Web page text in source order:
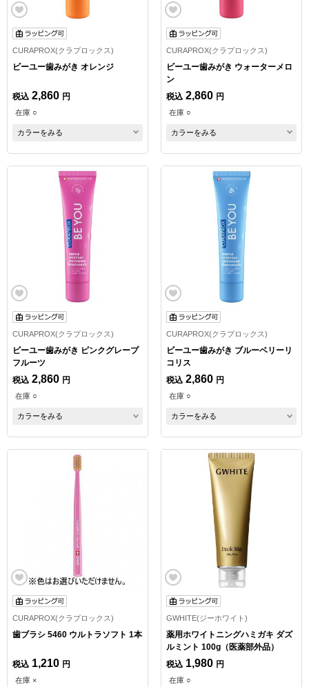
CURAPROX(クラプロックス)
ビーユー歯みがき オレンジ
税込 2,860 円
在庫 ○
カラーをみる
CURAPROX(クラプロックス)
ビーユー歯みがき ウォーターメロ
ン
税込 2,860 円
在庫 ○
カラーをみる
CURAPROX(クラプロックス)
ビーユー歯みがき ピンクグレープ
フルーツ
税込 2,860 円
在庫 ○
カラーをみる
CURAPROX(クラプロックス)
ビーユー歯みがき ブルーベリーリ
コリス
税込 2,860 円
在庫 ○
カラーをみる
CURAPROX(クラプロックス)
歯ブラシ 5460 ウルトラソフト 1本
税込 1,210 円
在庫 ×
GWHITE(ジーホワイト)
薬用ホワイトニングハミガキ ダズ
ルミント 100g（医薬部外品）
税込 1,980 円
在庫 ○